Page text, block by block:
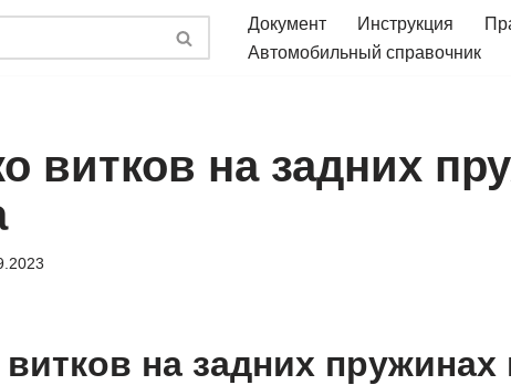
Документ Инструкция
Автомобильный справочник
витков на задних
на задних пружинах